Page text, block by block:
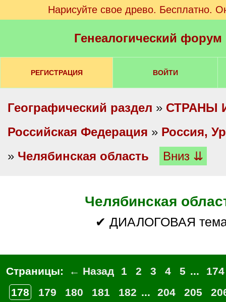
Нарисуйте свое древо. Бесплатно.
Генеалогический
РЕГИСТРАЦИЯ ВОЙТИ
Географический раздел » СТРАНЫ
Российская Федерация » Россия,
» Челябинская область Вниз ⇊
Челябинская
✔ ДИАЛОГОВАЯ
Страницы: ← Назад 1 2 3 4 5 ...
174
178
179 180 181 182 ... 204 205